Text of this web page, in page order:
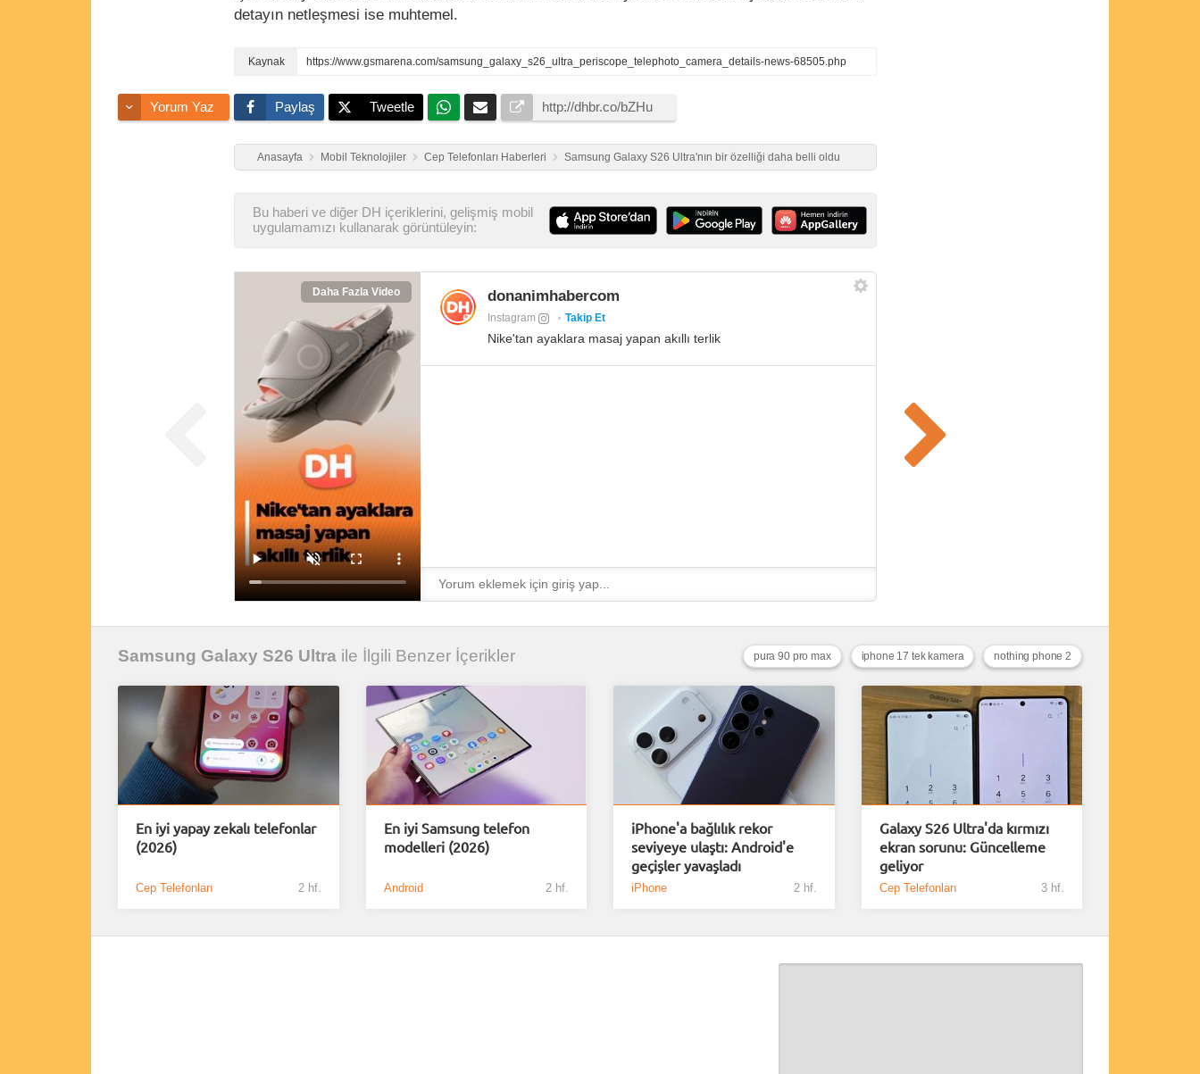
detayın netleşmesi ise muhtemel.
https://www.gsmarena.com/samsung_galaxy_s26_ultra_periscope_telephoto_camera_details-news-68505.php
Yorum Yaz Paylaş Tweetle
Anasayfa Mobil Teknolojiler Cep Telefonları Haberleri Samsung Galaxy S26 Ultra'nın bir özelliği daha belli oldu
Bu haberi ve diğer DH içeriklerini, gelişmiş mobil
uygulamamızı kullanarak görüntüleyin:
Daha Fazla Video donanimhabercom
Instagram Takip Et
Nike'tan ayaklara masaj yapan akıllı terlik
Samsung Galaxy S26 Ultra ile İlgili Benzer İçerikler nothing phone 2
iphone 17 tek kamera
pura 90 pro max
En iyi yapay zekalı telefonlar
(2026)
Cep Telefonları 2 hf.
En iyi Samsung telefon
modelleri (2026)
Android 2 hf.
iPhone'a bağlılık rekor
seviyeye ulaştı: Android'e
geçişler yavaşladı
iPhone 2 hf.
Galaxy S26 Ultra'da kırmızı
ekran sorunu: Güncelleme
geliyor
Cep Telefonları 3 hf.